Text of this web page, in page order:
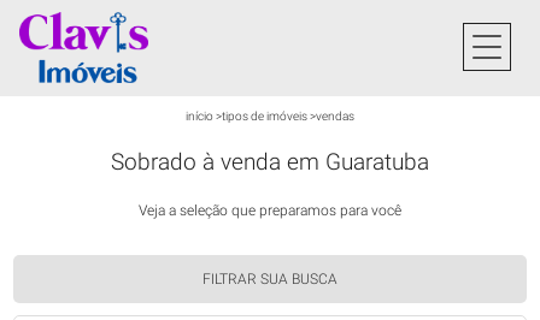
início>tipos de imóveis>vendas
Sobrado à venda em Guaratuba
Veja a seleção que preparamos para você
FILTRAR SUA BUSCA